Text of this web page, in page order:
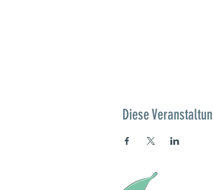
Diese